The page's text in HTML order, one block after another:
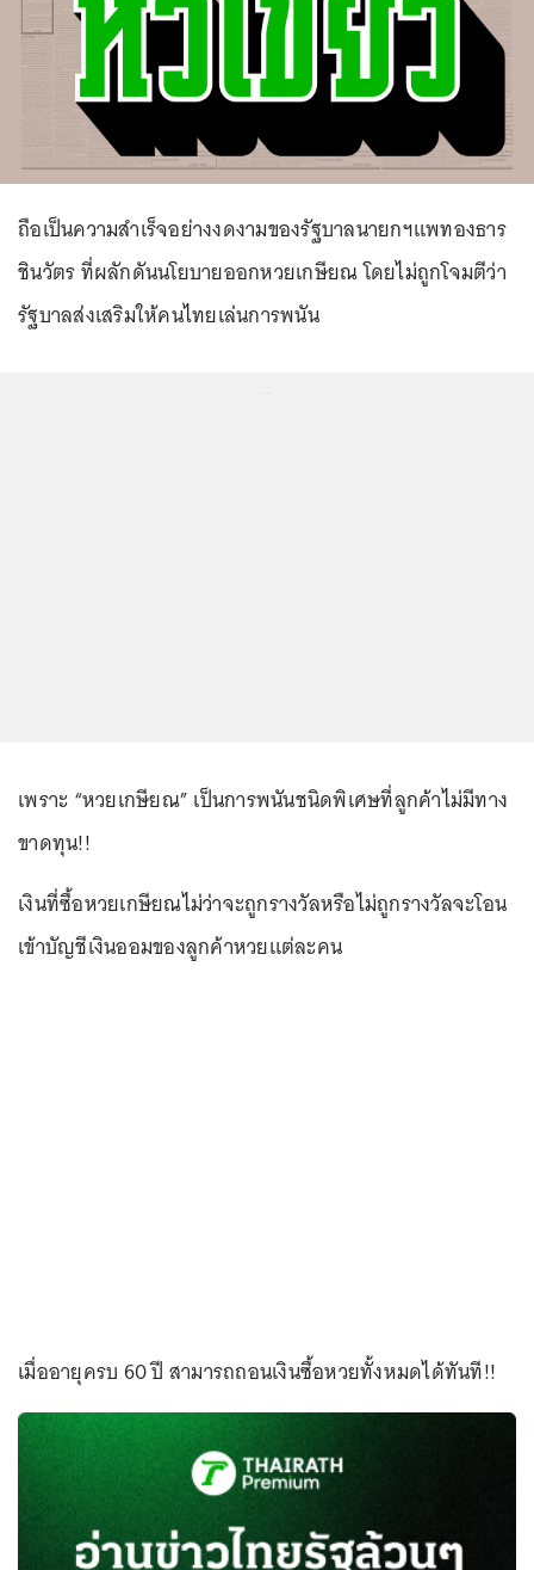
ถือเป็นความสำเร็จอย่างงดงามของรัฐบาลนายกฯแพทองธาร
ชินวัตร ที่ผลักดันนโยบายออกหวยเกษียณ โดยไม่ถูกโจมตีว่า
รัฐบาลส่งเสริมให้คนไทยเล่นการพนัน
เพราะ “หวยเกษียณ” เป็นการพนันชนิดพิเศษที่ลูกค้าไม่มีทาง
ขาดทุน!!
เงินที่ซื้อหวยเกษียณไม่ว่าจะถูกรางวัลหรือไม่ถูกรางวัลจะโอน
เข้าบัญชีเงินออมของลูกค้าหวยแต่ละคน
เมื่ออายุครบ 60 ปี สามารถถอนเงินซื้อหวยทั้งหมดได้ทันที!!